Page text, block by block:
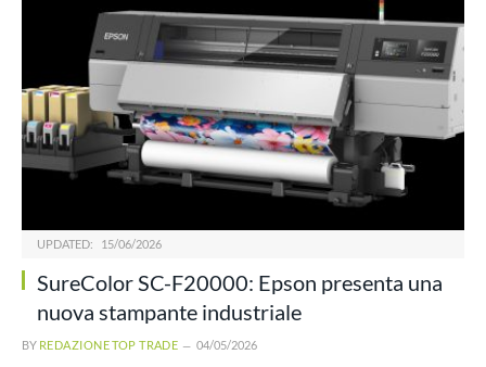
UPDATED: 15/06/2026
SureColor SC-F20000: Epson presenta una
nuova stampante industriale
BY REDAZIONE TOP TRADE 04/05/2026